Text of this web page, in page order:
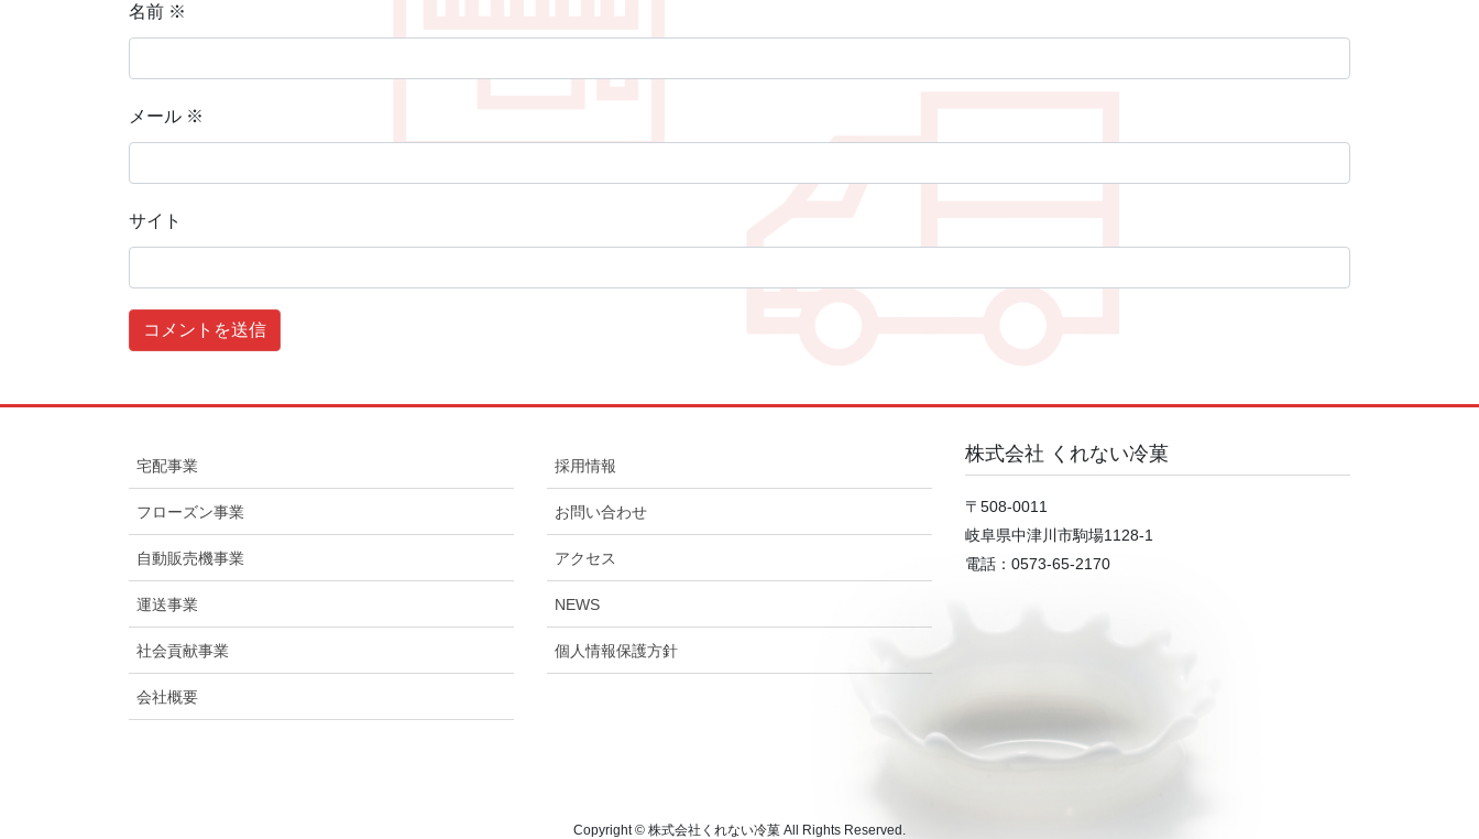
名前 ※
メール ※
サイト
宅配事業
フローズン事業
自動販売機事業
運送事業
社会貢献事業
会社概要
採用情報
お問い合わせ
アクセス
NEWS
個人情報保護方針
株式会社 くれない冷菓
〒508-0011
岐阜県中津川市駒場1128-1
電話：0573-65-2170
Copyright © 株式会社くれない冷菓 All Rights Reserved.